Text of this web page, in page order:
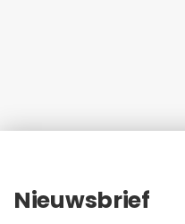
Nieuwsbrief